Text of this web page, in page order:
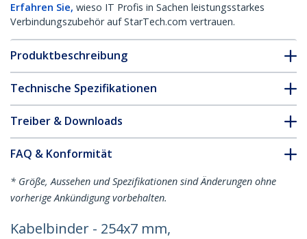
Erfahren Sie, wieso IT Profis in Sachen leistungsstarkes
Verbindungszubehör auf StarTech.com vertrauen.
Produktbeschreibung
Technische Spezifikationen
Treiber & Downloads
FAQ & Konformität
* Größe, Aussehen und Spezifikationen sind Änderungen ohne
vorherige Ankündigung vorbehalten.
Kabelbinder - 254x7 mm,